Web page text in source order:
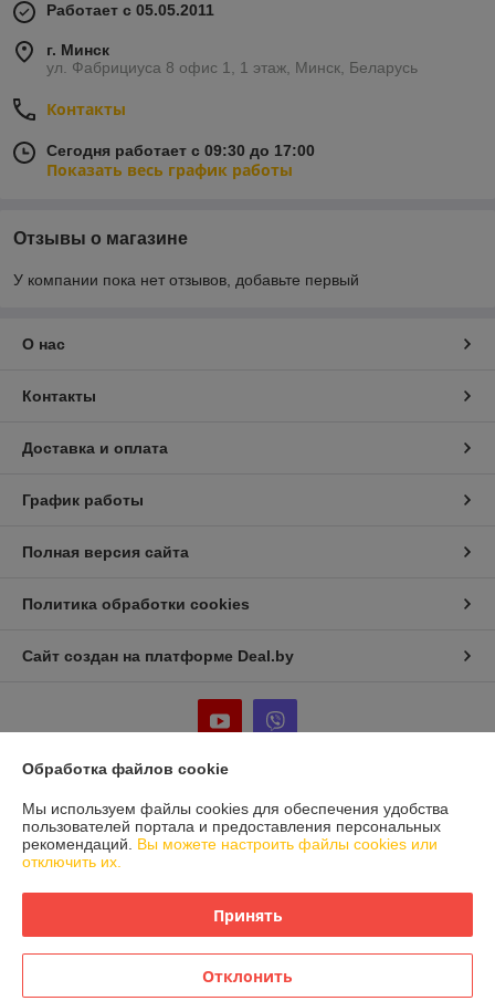
Работает с 05.05.2011
г. Минск
ул. Фабрициуса 8 офис 1, 1 этаж, Минск, Беларусь
Контакты
Сегодня работает с 09:30 до 17:00
Показать весь график работы
Отзывы о магазине
У компании пока нет отзывов, добавьте первый
О нас
Контакты
Доставка и оплата
График работы
Полная версия сайта
Политика обработки cookies
Сайт создан на платформе Deal.by
Информация для покупателя
Юридическое лицо:Частное предприятие «Фабрика Плексолл»
220007, РБ, г. Минск, ул. Фабрициуса 8, офис 1
Регистрационный номер ЕГР: 192555222
Регистрационный орган: Мингорисполком
Дата регистрации компании: 26.10.2015
Обработка файлов cookie
Мы используем файлы cookies для обеспечения удобства
пользователей портала и предоставления персональных
рекомендаций. Вы можете настроить файлы cookies или
отключить их.
Принять
Отклонить